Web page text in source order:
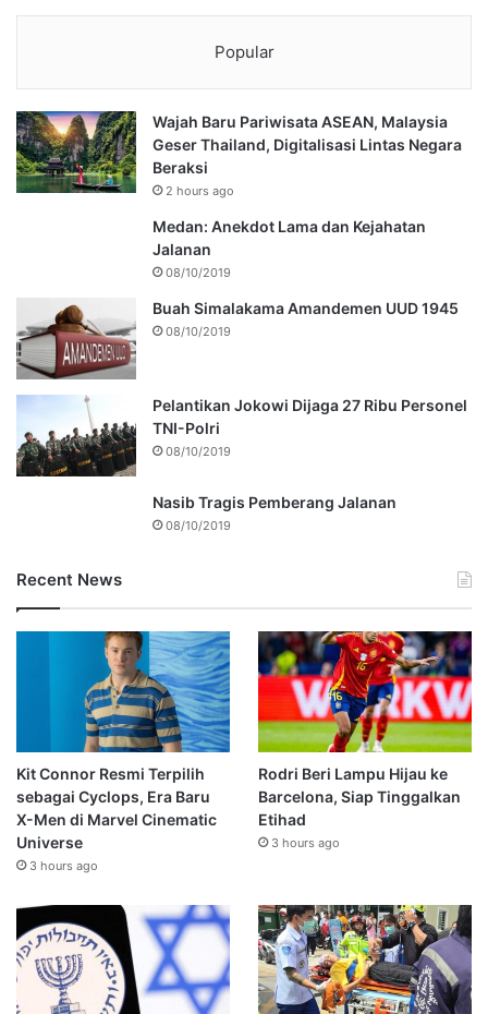
Popular
Wajah Baru Pariwisata ASEAN, Malaysia
Geser Thailand, Digitalisasi Lintas Negara
Beraksi
2 hours ago
Medan: Anekdot Lama dan Kejahatan
Jalanan
08/10/2019
Buah Simalakama Amandemen UUD 1945
08/10/2019
Pelantikan Jokowi Dijaga 27 Ribu Personel
TNI-Polri
08/10/2019
Nasib Tragis Pemberang Jalanan
08/10/2019
Recent News
Kit Connor Resmi Terpilih
sebagai Cyclops, Era Baru
X-Men di Marvel Cinematic
Universe
3 hours ago
Rodri Beri Lampu Hijau ke
Barcelona, Siap Tinggalkan
Etihad
3 hours ago